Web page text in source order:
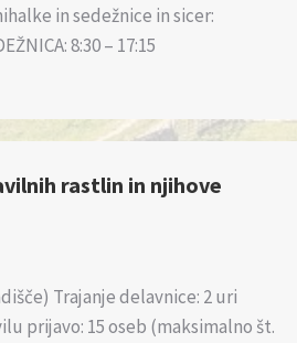
in sedežnice in sicer:
8:30 – 17:15
rastlin in njihove
Trajanje delavnice: 2 uri
prijavo: 15 oseb (maksimalno št.